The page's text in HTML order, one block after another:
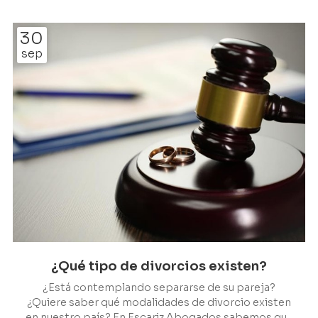
matrimonial diferente en capitulaciones
matrimoniales. ¿Quiere saber más sobre su
funcionamiento? A continuación, los abogados de
familia que formamos Escariz Abogados le
contamos más al respecto. ¿En qué consi...
30
sep
¿Qué tipo de divorcios existen?
¿Está contemplando separarse de su pareja?
¿Quiere saber qué modalidades de divorcio existen